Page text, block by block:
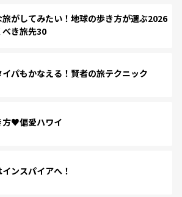
がしてみたい！地球の歩き方が選ぶ2026
き旅先30
パもかなえる！賢者の旅テクニック
方♥偏愛ハワイ
ンスパイアへ！